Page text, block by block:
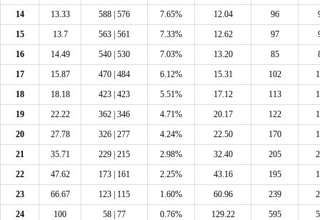
14
13.33 588 | 576 7.65% 12.04 96
15
13.7 563 | 561 7.33% 12.62 97
16
14.49 540 | 530 7.03% 13.20 85
17
15.87 470 | 484 6.12% 15.31 102
18
18.18 423 | 423 5.51% 17.12 113
19
22.22 362 | 346 4.71% 20.17 122
20
27.78 326 | 277 4.24% 22.50 170
21
35.71 229 | 215 2.98% 32.40 205
22
47.62 173 | 161 2.25% 43.16 195
23
66.67 123 | 115 1.60% 60.96 239
24
100 58 | 77 0.76% 129.22 595